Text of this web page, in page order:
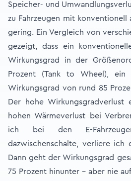
Speicher- und
zu Fahrzeugen mit
gering. Ein Vergleich von
gezeigt, dass ein
Wirkungsgrad in der
Prozent (Tank to Wheel), ein
Wirkungsgrad von rund 85
Der hohe Wirkungsgradverlust
hohen Wärmeverlust bei
ich bei den E-
dazwischenschalte, verliere ich
Dann geht der Wirkungsgrad
75 Prozent hinunter – aber nie